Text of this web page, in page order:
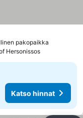
pakopaikka
Hersonissos
Katso hinnat